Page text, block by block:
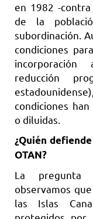
en 1982 -
de la
subordinación.
condiciones
reducción
condiciones
o diluidas.
¿Quién
OTAN?
La pregunta
observamos
las Islas